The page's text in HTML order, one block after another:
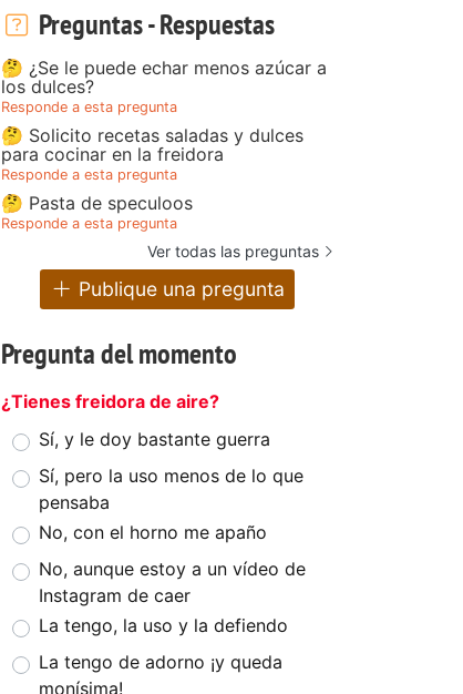
Preguntas - Respuestas
🤔 ¿Se le puede echar menos azúcar a
los dulces?
Responde a esta pregunta
🤔 Solicito recetas saladas y dulces
para cocinar en la freidora
Responde a esta pregunta
🤔 Pasta de speculoos
Responde a esta pregunta
Ver todas las preguntas
Publique una pregunta
Pregunta del momento
¿Tienes freidora de aire?
Sí, y le doy bastante guerra
Sí, pero la uso menos de lo que
pensaba
No, con el horno me apaño
No, aunque estoy a un vídeo de
Instagram de caer
La tengo, la uso y la defiendo
La tengo de adorno ¡y queda
monísima!